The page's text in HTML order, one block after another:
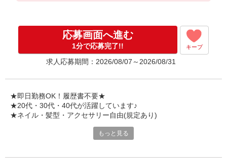
入社祝い金10万円支給(規定有)
お友達を紹介頂くと,
インセンティブ支給(規定有)
゜・。○。・゜+゜・。○。・゜+゜
応募画面へ進む
1分で応募完了!! キープ
求人応募期間：2026/08/07～2026/08/31
★即日勤務OK！履歴書不要★
★20代・30代・40代が活躍しています♪
★ネイル・髪型・アクセサリー自由(規定あり)
シエロのスタッフは9割が未経験スタート。
もっと見る